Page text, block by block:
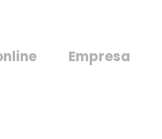
Empresa